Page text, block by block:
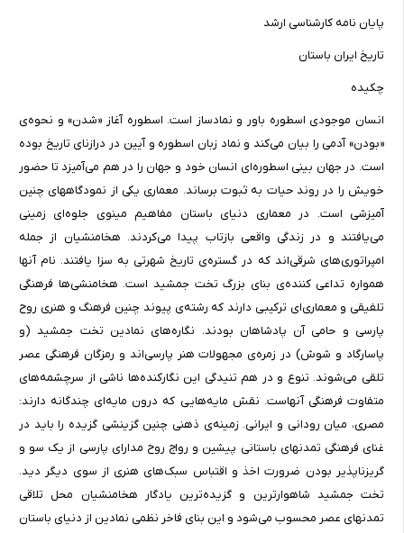
پایان نامه کارشناسی ارشد
تاریخ ایران باستان
چکیده
انسان موجودی اسطوره باور و نمادساز است. اسطوره آغاز «شدن» و نحوه‌ی
«بودن» آدمی را بیان می‌کند و نماد زبان اسطوره و آیین در درازنای تاریخ بوده
است. در جهان بینی اسطوره‌ای انسان خود و جهان را در هم می‌آمیزد تا حضور
خویش را در روند حیات به ثبوت برساند. معماری یکی از نمودگاههای چنین
آمیزشی است. در معماری دنیای باستان مفاهیم مینوی جلوه‌ای زمینی
می‌یافتند و در زندگی واقعی بازتاب پیدا می‌کردند. هخامنشیان از جمله
امپراتوری‌های شرقی‌اند که در گستره‌ی تاریخ شهرتی به سزا یافتند. نام آنها
همواره تداعی کننده‌ی بنای بزرگ تخت جمشید است. هخامنشی‌ها فرهنگی
تلفیقی و معماری‌ای ترکیبی دارند که رشته‌ی پیوند چنین فرهنگ و هنری روح
پارسی و حامی آن پادشاهان بودند. نگاره‌های نمادین تخت جمشید (و
پاسارگاد و شوش) در زمره‌ی مجهولات هنر پارسی‌اند و رمزگان فرهنگی عصر
تلقی می‌شوند. تنوع و در هم تنیدگی این نگارکنده‌ها ناشی از سرچشمه‌های
متفاوت فرهنگی آنهاست. نقش مایه‌هایی که درون مایه‌ای چندگانه دارند:
مصری، میان رودانی و ایرانی. زمینه‌ی ذهنی چنین گزینشی گزیده را باید در
غنای فرهنگی تمدنهای باستانی پیشین و رواج روح مدارای پارسی از یک سو و
گریزناپذیر بودن ضرورت اخذ و اقتباس سبک‌های هنری از سوی دیگر دید.
تخت جمشید شاهوارترین و گزیده‌ترین یادگار هخامنشیان محل تلاقی
تمدنهای عصر محسوب می‌شود و این بنای فاخر نظمی نمادین از دنیای باستان